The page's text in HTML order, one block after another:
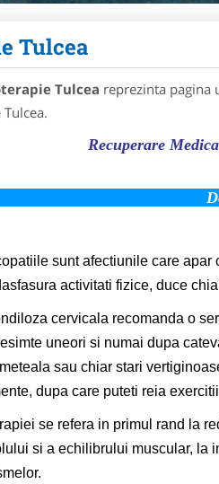
Tulcea
Tulcea reprezinta pagina
Recuperare
sunt afectiunile care
activitati fizice, duce
cervicala recomanda o
uneori si numai dupa
sau chiar stari
dupa care puteti reia
se refera in primul rand la
si a echilibrului muscular, la